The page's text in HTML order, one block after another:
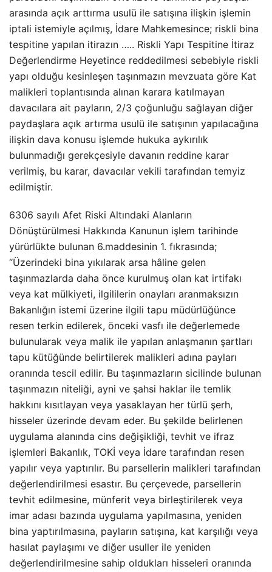
arasında açık arttırma usulü ile satışına ilişkin işlemin
iptali istemiyle açılmış, İdare Mahkemesince; riskli bina
tespitine yapılan itirazın ….. Riskli Yapı Tespitine İtiraz
Değerlendirme Heyetince reddedilmesi sebebiyle riskli
yapı olduğu kesinleşen taşınmazın mevzuata göre Kat
malikleri toplantısında alınan karara katılmayan
davacılara ait payların, 2/3 çoğunluğu sağlayan diğer
paydaşlara açık artırma usulü ile satışının yapılacağına
ilişkin dava konusu işlemde hukuka aykırılık
bulunmadığı gerekçesiyle davanın reddine karar
verilmiş, bu karar, davacılar vekili tarafından temyiz
edilmiştir.
6306 sayılı Afet Riski Altındaki Alanların
Dönüştürülmesi Hakkında Kanunun işlem tarihinde
yürürlükte bulunan 6.maddesinin 1. fıkrasında;
“Üzerindeki bina yıkılarak arsa hâline gelen
taşınmazlarda daha önce kurulmuş olan kat irtifakı
veya kat mülkiyeti, ilgililerin onayları aranmaksızın
Bakanlığın istemi üzerine ilgili tapu müdürlüğünce
resen terkin edilerek, önceki vasfı ile değerlemede
bulunularak veya malik ile yapılan anlaşmanın şartları
tapu kütüğünde belirtilerek malikleri adına payları
oranında tescil edilir. Bu taşınmazların sicilinde bulunan
taşınmazın niteliği, ayni ve şahsi haklar ile temlik
hakkını kısıtlayan veya yasaklayan her türlü şerh,
hisseler üzerinde devam eder. Bu şekilde belirlenen
uygulama alanında cins değişikliği, tevhit ve ifraz
işlemleri Bakanlık, TOKİ veya İdare tarafından resen
yapılır veya yaptırılır. Bu parsellerin malikleri tarafından
değerlendirilmesi esastır. Bu çerçevede, parsellerin
tevhit edilmesine, münferit veya birleştirilerek veya
imar adası bazında uygulama yapılmasına, yeniden
bina yaptırılmasına, payların satışına, kat karşılığı veya
hasılat paylaşımı ve diğer usuller ile yeniden
değerlendirilmesine sahip oldukları hisseleri oranında